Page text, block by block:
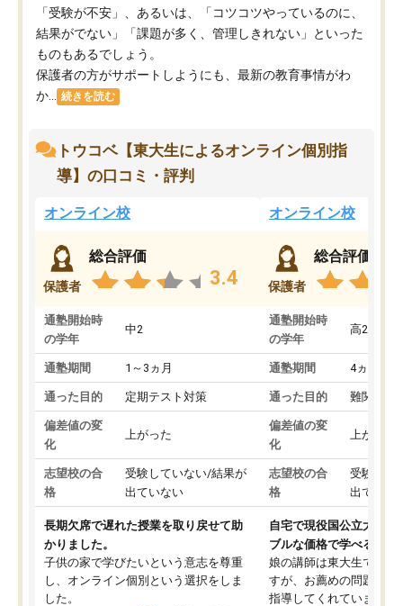
「受験が不安」、あるいは、「コツコツやっているのに、
結果がでない」「課題が多く、管理しきれない」といった
ものもあるでしょう。
保護者の方がサポートしようにも、最新の教育事情がわ
か...
続きを読む
トウコベ【東大生によるオンライン個別指
導】の口コミ・評判
オンライン校
保護者
総合評価
3.4
通塾開始時
の学年
中2
通塾期間 1～3ヵ月
通った目的 定期テスト対策
偏差値の変
化
上がった
志望校の合
格
受験していない/結果が
出ていない
長期欠席で遅れた授業を取り戻せて助
かりました。
子供の家で学びたいという意志を尊重
し、オンライン個別という選択をしま
した。
オンライン校
保護者
総合評価
通塾開始時
の学年
高2
通塾期間 4ヵ月～1
通った目的 難関私立
偏差値の変
化
上がった
志望校の合
格
受験して
出ていな
自宅で現役国公立大学生
ブルな価格で学べる
娘の講師は東大生では無
すが、お薦めの問題集や
指導してくれています。